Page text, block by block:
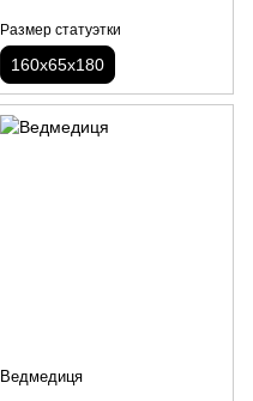
Размер статуэтки
160х65х180
Ведмедиця